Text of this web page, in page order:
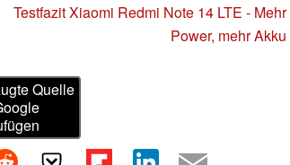
Testfazit Xiaomi Redmi Note 14 LTE - Mehr
Power, mehr Akku
Quelle